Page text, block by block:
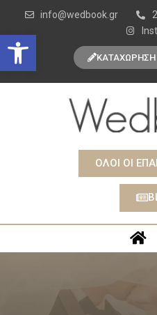
Open toolbar
info@wedbook.gr
ΚΑΤΑΧΩΡΗΣΗ
ΟΛΟΙ ΟΙ